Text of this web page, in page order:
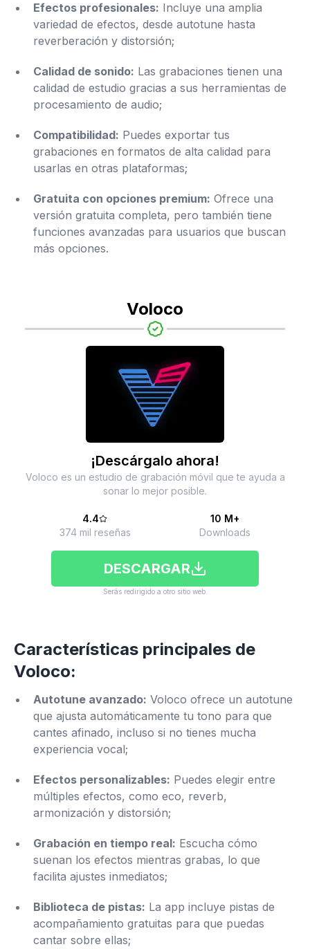
Efectos profesionales: Incluye una amplia
variedad de efectos, desde autotune hasta
reverberación y distorsión;
Calidad de sonido: Las grabaciones tienen una
calidad de estudio gracias a sus herramientas de
procesamiento de audio;
Compatibilidad: Puedes exportar tus
grabaciones en formatos de alta calidad para
usarlas en otras plataformas;
Gratuita con opciones premium: Ofrece una
versión gratuita completa, pero también tiene
funciones avanzadas para usuarios que buscan
más opciones.
Voloco
¡Descárgalo ahora!
Voloco es un estudio de grabación móvil que te ayuda a
sonar lo mejor posible.
4.4
374 mil reseñas
10 M+
Downloads
DESCARGAR
Serás redirigido a otro sitio web.
Características principales de
Voloco:
Autotune avanzado: Voloco ofrece un autotune
que ajusta automáticamente tu tono para que
cantes afinado, incluso si no tienes mucha
experiencia vocal;
Efectos personalizables: Puedes elegir entre
múltiples efectos, como eco, reverb,
armonización y distorsión;
Grabación en tiempo real: Escucha cómo
suenan los efectos mientras grabas, lo que
facilita ajustes inmediatos;
Biblioteca de pistas: La app incluye pistas de
acompañamiento gratuitas para que puedas
cantar sobre ellas;